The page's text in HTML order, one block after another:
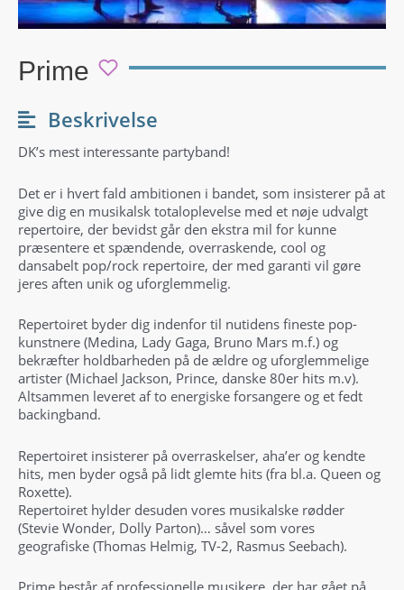
Prime
Beskrivelse
DK’s mest interessante partyband!
Det er i hvert fald ambitionen i bandet, som insisterer på at
give dig en musikalsk totaloplevelse med et nøje udvalgt
repertoire, der bevidst går den ekstra mil for kunne
præsentere et spændende, overraskende, cool og
dansabelt pop/rock repertoire, der med garanti vil gøre
jeres aften unik og uforglemmelig.
Repertoiret byder dig indenfor til nutidens fineste pop-
kunstnere (Medina, Lady Gaga, Bruno Mars m.f.) og
bekræfter holdbarheden på de ældre og uforglemmelige
artister (Michael Jackson, Prince, danske 80er hits m.v).
Altsammen leveret af to energiske forsangere og et fedt
backingband.
Repertoiret insisterer på overraskelser, aha’er og kendte
hits, men byder også på lidt glemte hits (fra bl.a. Queen og
Roxette).
Repertoiret hylder desuden vores musikalske rødder
(Stevie Wonder, Dolly Parton)… såvel som vores
geografiske (Thomas Helmig, TV-2, Rasmus Seebach).